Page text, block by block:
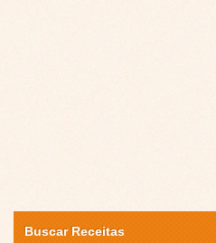
Buscar Receitas